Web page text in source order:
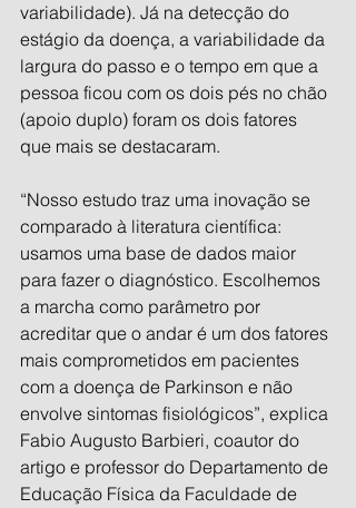
variabilidade). Já na detecção do
estágio da doença, a variabilidade da
largura do passo e o tempo em que a
pessoa ficou com os dois pés no chão
(apoio duplo) foram os dois fatores
que mais se destacaram.
“Nosso estudo traz uma inovação se
comparado à literatura científica:
usamos uma base de dados maior
para fazer o diagnóstico. Escolhemos
a marcha como parâmetro por
acreditar que o andar é um dos fatores
mais comprometidos em pacientes
com a doença de Parkinson e não
envolve sintomas fisiológicos”, explica
Fabio Augusto Barbieri, coautor do
artigo e professor do Departamento de
Educação Física da Faculdade de